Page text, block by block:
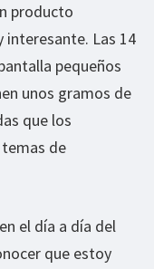
producto
interesante. Las 14
pequeños
unos gramos de
que los
de
el día a día del
que estoy